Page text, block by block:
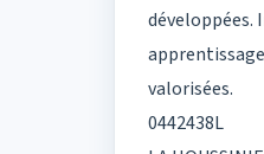
développées.
valorisées.
0442438L